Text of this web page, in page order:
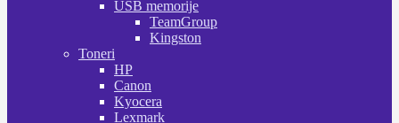
USB memorije
TeamGroup
Kingston
Toneri
HP
Canon
Kyocera
Lexmark